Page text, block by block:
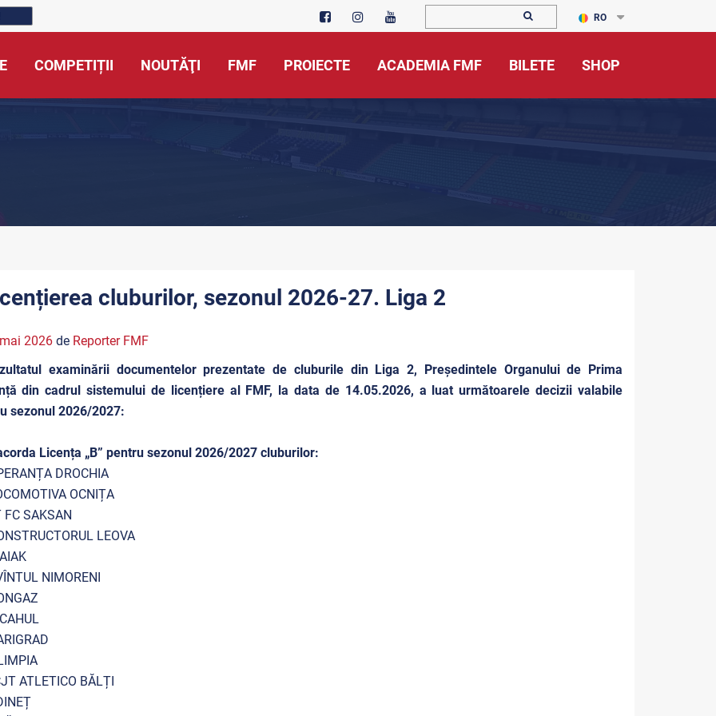
RO
COMPETIȚII NOUTĂŢI FMF PROIECTE ACADEMIA FMF BILETE SHOP
cluburilor, sezonul 2026-27. Liga 2
2026de Reporter FMF
examinării documentelor prezentate de cluburile din Liga 2, Președintele Organului de Prima
din cadrul sistemului de licențiere al FMF, la data de 14.05.2026, a luat următoarele decizii valabile
sezonul 2026/2027:
Licența „B” pentru sezonul 2026/2027 cluburilor:
DROCHIA
OCNIȚA
FC SAKSAN
LEOVA
NIMORENI
ATLETICO BĂLȚI